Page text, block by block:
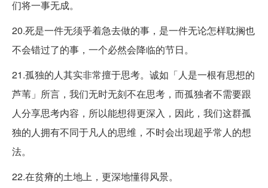
们将一事无成。
20.死是一件无须乎着急去做的事，是一件无论怎样耽搁也
不会错过了的事，一个必然会降临的节日。
21.孤独的人其实非常擅于思考。诚如「人是一根有思想的
芦苇」所言，我们无时无刻不在思考，而孤独者不需要跟
人分享思考内容，所以能想得更深入，因此，我们这群孤
独的人拥有不同于凡人的思维，不时会出现超乎常人的想
法。
22.在贫瘠的土地上，更深地懂得风景。